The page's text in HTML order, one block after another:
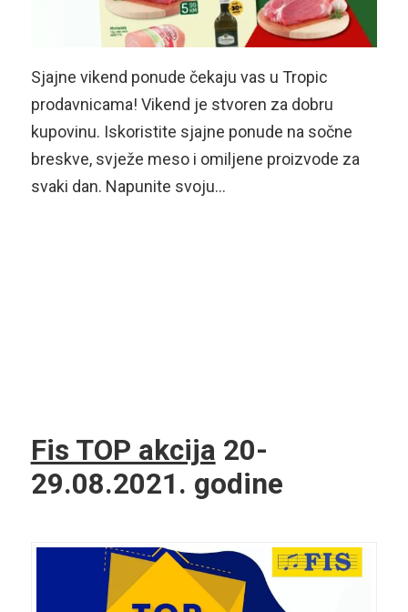
Sjajne vikend ponude čekaju vas u Tropic
prodavnicama! Vikend je stvoren za dobru
kupovinu. Iskoristite sjajne ponude na sočne
breskve, svježe meso i omiljene proizvode za
svaki dan. Napunite svoju…
Fis TOP akcija 20-
29.08.2021. godine